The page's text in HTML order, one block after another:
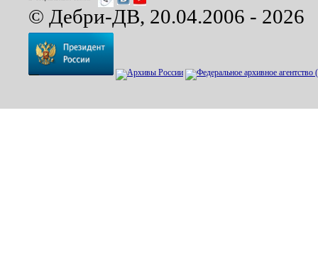
© Дебри-ДВ, 20.04.2006 - 2026